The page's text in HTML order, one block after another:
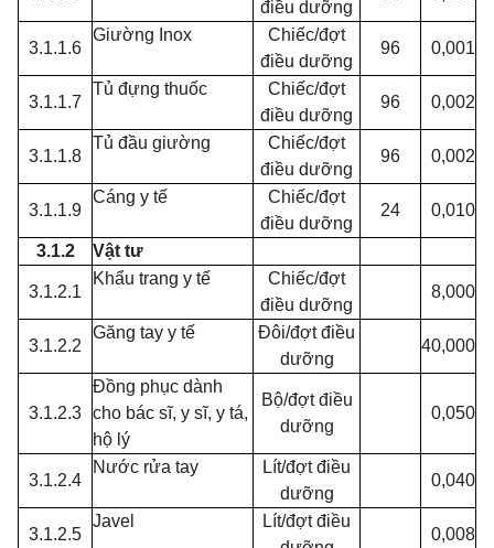
điều dưỡng
3.1.1.6
Giường Inox
Chiếc/đợt
điều dưỡng
96 0,001
3.1.1.7
Tủ đựng thuốc
Chiếc/đợt
điều dưỡng
96 0,002
3.1.1.8
Tủ đầu giường
Chiếc/đợt
điều dưỡng
96 0,002
3.1.1.9
Cáng y tế
Chiếc/đợt
điều dưỡng
24 0,010
3.1.2 Vật tư
3.1.2.1
Khẩu trang y tế
Chiếc/đợt
điều dưỡng
8,000
3.1.2.2
Găng tay y tế
Đôi/đợt điều
dưỡng
40,000
3.1.2.3
Đồng phục dành
cho bác sĩ, y sĩ, y tá,
hộ lý
Bộ/đợt điều
dưỡng
0,050
3.1.2.4
Nước rửa tay
Lít/đợt điều
dưỡng
0,040
3.1.2.5
Javel
Lít/đợt điều
0,008